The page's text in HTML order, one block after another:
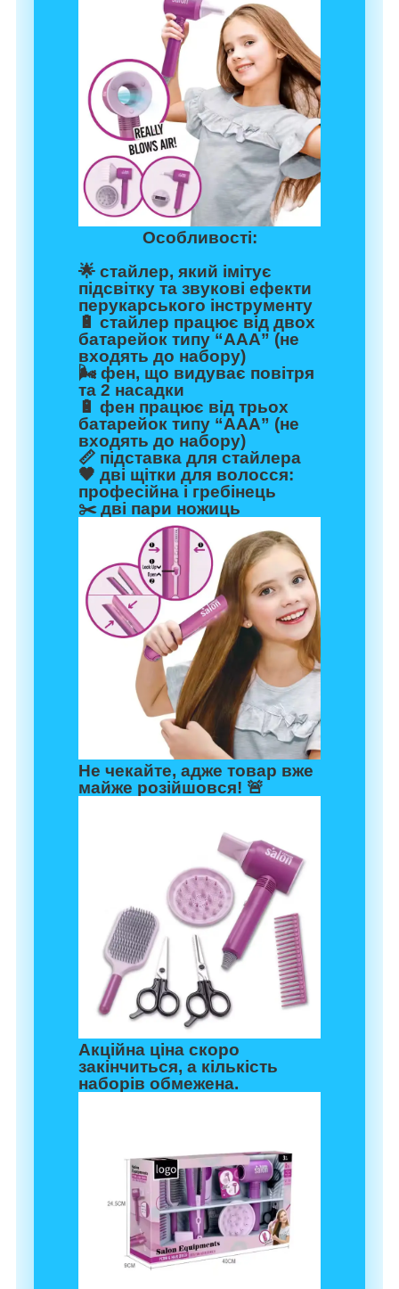
Особливості:
🌟 стайлер, який імітує
підсвітку та звукові ефекти
перукарського інструменту
🔋 стайлер працює від двох
батарейок типу “ААА” (не
входять до набору)
🌬️ фен, що видуває повітря
та 2 насадки
🔋 фен працює від трьох
батарейок типу “ААА” (не
входять до набору)
📏 підставка для стайлера
🖤 дві щітки для волосся:
професійна і гребінець
✂️ дві пари ножиць
Не чекайте, адже товар вже
майже розійшовся! 🚨
Акційна ціна скоро
закінчиться, а кількість
наборів обмежена.